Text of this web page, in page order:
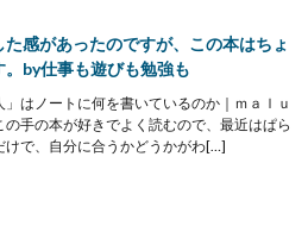
感があったのですが、この本はちょ
。by仕事も遊びも勉強も
」はノートに何を書いているのか｜ｍａｌｕ
の手の本が好きでよく読むので、最近はぱら
けで、自分に合うかどうかがわ[…]